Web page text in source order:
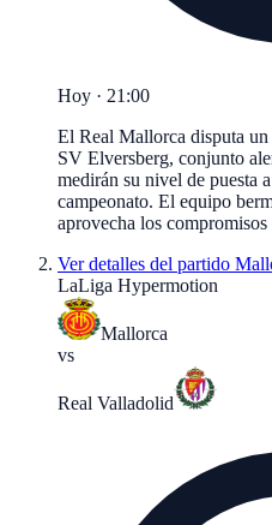
Hoy · 21:00
El Real Mallorca disputa un
SV Elversberg, conjunto
medirán su nivel de puesta
campeonato. El equipo
aprovecha los
Ver detalles del partido
LaLiga Hypermotion
Mallorca
vs
Real Valladolid